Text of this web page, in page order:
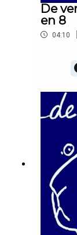
De
en 8
04:10